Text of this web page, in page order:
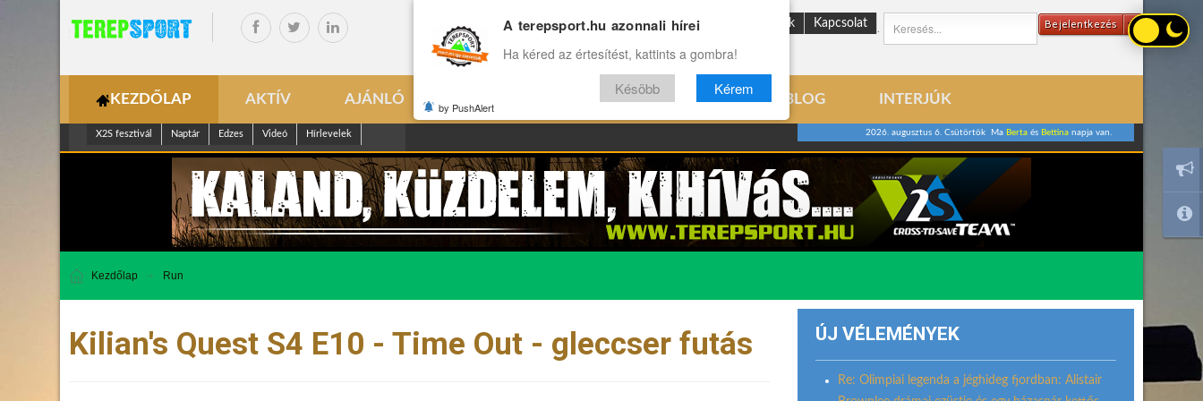
Bejelentkezés
ENG Reviews Archívum Rólunk Kapcsolat
KEZDŐLAP AKTÍV AJÁNLÓ ÉLETMÓD VILÁG BLOG INTERJÚK
X2S fesztivál Naptár Edzes Videó Hírlevelek 2026. augusztus 6. Csütörtök Ma Bertaés Bettinanapja van.
Kezdőlap Run
Kilian's Quest S4 E10 - Time Out - gleccser futás ÚJ VÉLEMÉNYEK
Re: Olimpiai legenda a jéghideg fjordban: Alistair
A terepsport.hu azonnali hírei
Ha kéred az értesítést, kattints a gombra!
Késöbb Kérem
by PushAlert